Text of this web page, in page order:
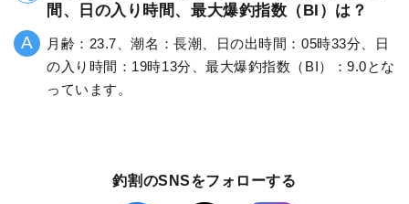
間、日の入り時間、最大爆釣指数（BI）は？
月齢：23.7、潮名：長潮、日の出時間：05時33分、日
の入り時間：19時13分、最大爆釣指数（BI）：9.0とな
っています。
釣割のSNSをフォローする